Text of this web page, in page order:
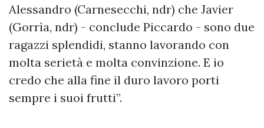
Alessandro (Carnesecchi, ndr) che Javier
(Gorrìa, ndr) - conclude Piccardo - sono due
ragazzi splendidi, stanno lavorando con
molta serietà e molta convinzione. E io
credo che alla fine il duro lavoro porti
sempre i suoi frutti”.